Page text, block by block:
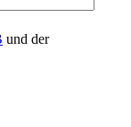
und der